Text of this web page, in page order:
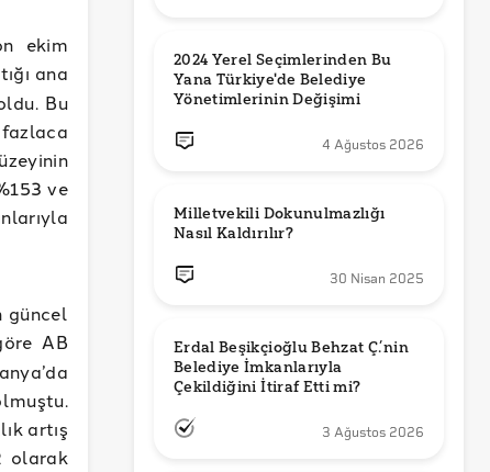
ekim
ana
Bu
ve
güncel
AB
artış
olarak
2024 Yerel Seçimlerinden Bu
Yana Türkiye'de Belediye
Yönetimlerinin Değişimi
4 Ağustos 2026
Milletvekili Dokunulmazlığı
Nasıl Kaldırılır?
30 Nisan 2025
Erdal Beşikçioğlu Behzat Ç.’nin
Belediye İmkanlarıyla
3 Ağustos 2026